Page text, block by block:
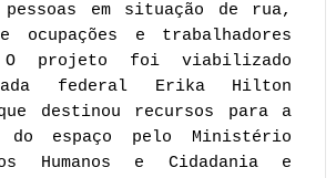
pessoas em situação de rua,
ocupações e trabalhadores
O projeto foi viabilizado
federal Erika Hilton
que destinou recursos para a
do espaço pelo Ministério
Humanos e Cidadania e